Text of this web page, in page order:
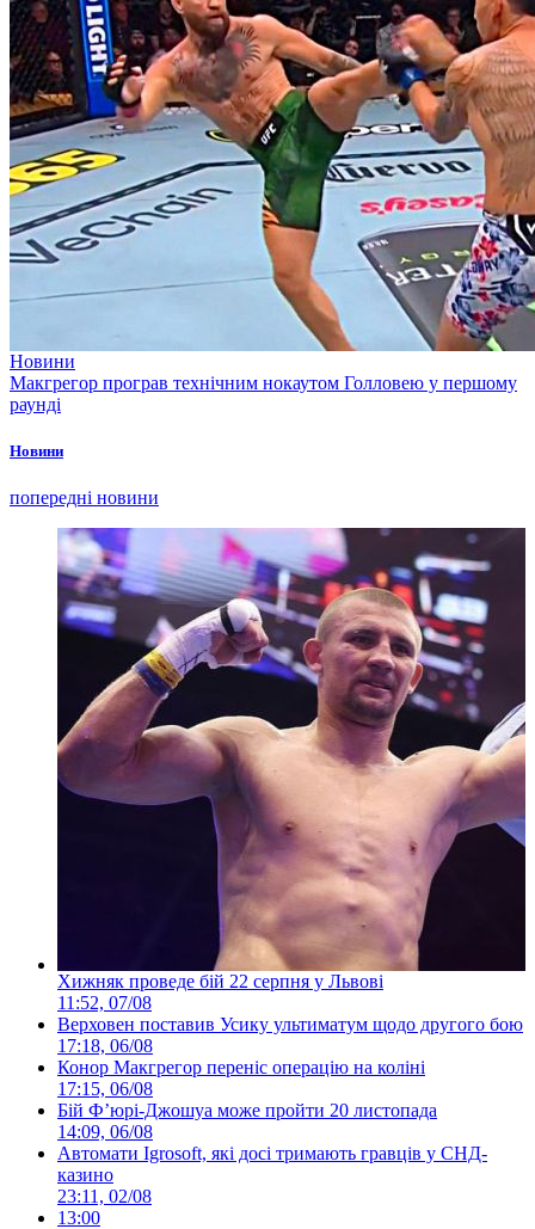
Новини
Макгрегор програв технічним нокаутом Голловею у першому
раунді
Новини
попередні новини
Хижняк проведе бій 22 серпня у Львові
11:52, 07/08
Верховен поставив Усику ультиматум щодо другого бою
17:18, 06/08
Конор Макгрегор переніс операцію на коліні
17:15, 06/08
Бій Ф’юрі-Джошуа може пройти 20 листопада
14:09, 06/08
Автомати Igrosoft, які досі тримають гравців у СНД-
казино
23:11, 02/08
13:00